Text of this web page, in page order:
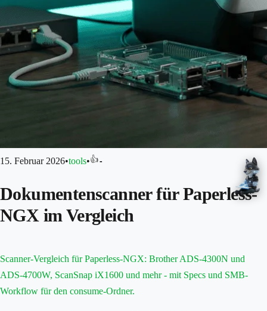
15. Februar 2026•tools•👍-
Dokumentenscanner für Paperless-
NGX im Vergleich
Scanner-Vergleich für Paperless-NGX: Brother ADS-4300N und
ADS-4700W, ScanSnap iX1600 und mehr - mit Specs und SMB-
Workflow für den consume-Ordner.